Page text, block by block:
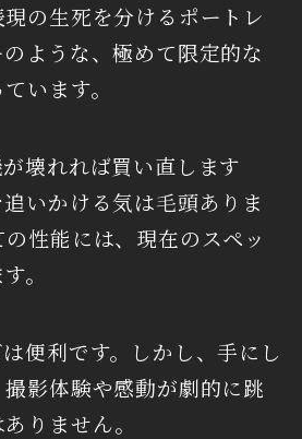
の生死を分けるポートレ
ような、極めて限定的な
います。
壊れれば買い直します
いかける気は毛頭ありま
性能には、現在のスペッ
。
便利です。しかし、手にし
影体験や感動が劇的に跳
りません。